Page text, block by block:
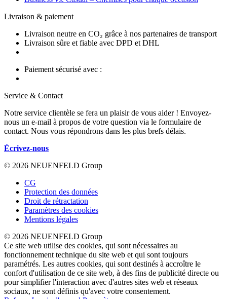
Livraison & paiement
Livraison neutre en CO₂ grâce à nos partenaires de transport
Livraison sûre et fiable avec DPD et DHL
Paiement sécurisé avec :
Service & Contact
Notre service clientèle se fera un plaisir de vous aider ! Envoyez-
nous un e-mail à propos de votre question via le formulaire de
contact. Nous vous répondrons dans les plus brefs délais.
Écrivez-nous
© 2026 NEUENFELD Group
CG
Protection des données
Droit de rétractation
Paramètres des cookies
Mentions légales
© 2026 NEUENFELD Group
Ce site web utilise des cookies, qui sont nécessaires au
fonctionnement technique du site web et qui sont toujours
paramétrés. Les autres cookies, qui sont destinés à accroître le
confort d'utilisation de ce site web, à des fins de publicité directe ou
pour simplifier l'interaction avec d'autres sites web et réseaux
sociaux, ne sont définis qu'avec votre consentement.